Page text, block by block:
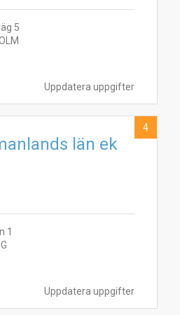
Uppdatera uppgifter
5
Uppdatera uppgifter
län ek
1
4